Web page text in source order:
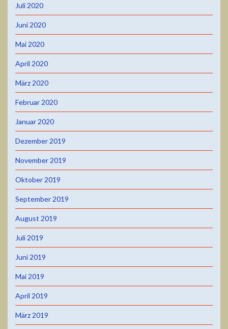
Juli 2020
Juni 2020
Mai 2020
April 2020
März 2020
Februar 2020
Januar 2020
Dezember 2019
November 2019
Oktober 2019
September 2019
August 2019
Juli 2019
Juni 2019
Mai 2019
April 2019
März 2019